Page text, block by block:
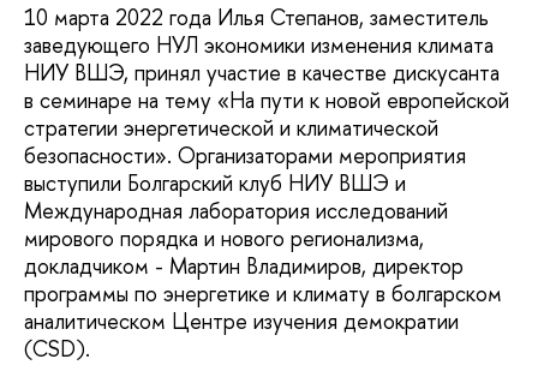
10 марта 2022 года Илья Степанов, заместитель
заведующего НУЛ экономики изменения климата
НИУ ВШЭ, принял участие в качестве дискусанта
в семинаре на тему «На пути к новой европейской
стратегии энергетической и климатической
безопасности». Организаторами мероприятия
выступили Болгарский клуб НИУ ВШЭ и
Международная лаборатория исследований
мирового порядка и нового регионализма,
докладчиком - Мартин Владимиров, директор
программы по энергетике и климату в болгарском
аналитическом Центре изучения демократии
(CSD).